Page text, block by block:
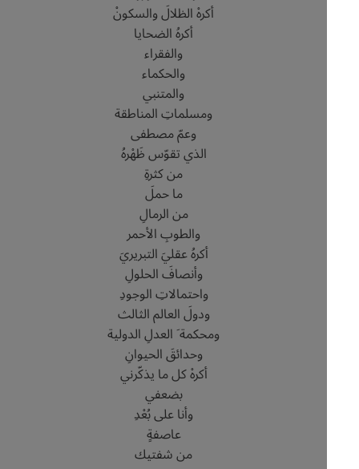
أكرهْ الظلالَ والسكونْ
أكرهُ الضحايا
والفقراء
والحكماء
والمتنبي
ومسلماتِ المناطقة
وعمّ مصطفى
الذي تقوّس ظَهْرهُ
من كثرةِ
ما حملَ
من الرمالِ
والطوبِ الأحمر
أكرهُ عقليَ التبريريَ
وأنصافَ الحلولِ
واحتمالاتِ الوجودِ
ودولَ العالم الثالث
ومحكمة َ العدلِ الدولية
وحدائقَ الحيوانِ
أكرهْ كل ما يذكّرني
بضعفي
وأنا على بُعْدِ
عاصفةٍ
من شفتيك